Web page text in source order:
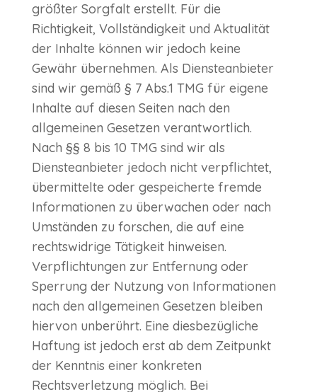
größter Sorgfalt erstellt. Für die
Richtigkeit, Vollständigkeit und Aktualität
der Inhalte können wir jedoch keine
Gewähr übernehmen. Als Diensteanbieter
sind wir gemäß § 7 Abs.1 TMG für eigene
Inhalte auf diesen Seiten nach den
allgemeinen Gesetzen verantwortlich.
Nach §§ 8 bis 10 TMG sind wir als
Diensteanbieter jedoch nicht verpflichtet,
übermittelte oder gespeicherte fremde
Informationen zu überwachen oder nach
Umständen zu forschen, die auf eine
rechtswidrige Tätigkeit hinweisen.
Verpflichtungen zur Entfernung oder
Sperrung der Nutzung von Informationen
nach den allgemeinen Gesetzen bleiben
hiervon unberührt. Eine diesbezügliche
Haftung ist jedoch erst ab dem Zeitpunkt
der Kenntnis einer konkreten
Rechtsverletzung möglich. Bei